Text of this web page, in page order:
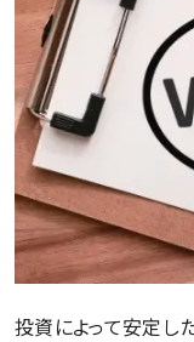
投資によって安定し